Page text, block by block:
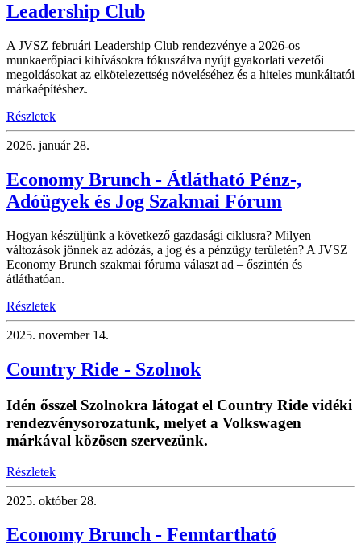
Leadership Club
A JVSZ februári Leadership Club rendezvénye a 2026-os
munkaerőpiaci kihívásokra fókuszálva nyújt gyakorlati vezetői
megoldásokat az elkötelezettség növeléséhez és a hiteles munkáltatói
márkaépítéshez.
Részletek
2026. január 28.
Economy Brunch - Átlátható Pénz-,
Adóügyek és Jog Szakmai Fórum
Hogyan készüljünk a következő gazdasági ciklusra? Milyen
változások jönnek az adózás, a jog és a pénzügy területén? A JVSZ
Economy Brunch szakmai fóruma választ ad – őszintén és
átláthatóan.
Részletek
2025. november 14.
Country Ride - Szolnok
Idén ősszel Szolnokra látogat el Country Ride vidéki
rendezvénysorozatunk, melyet a Volkswagen
márkával közösen szervezünk.
Részletek
2025. október 28.
Economy Brunch - Fenntartható